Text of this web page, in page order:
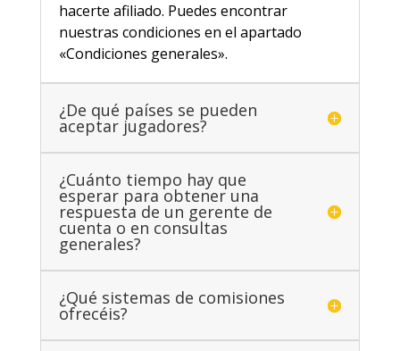
hacerte afiliado. Puedes encontrar
nuestras condiciones en el apartado
«Condiciones generales».
¿De qué países se pueden
aceptar jugadores?
¿Cuánto tiempo hay que
esperar para obtener una
respuesta de un gerente de
cuenta o en consultas
generales?
¿Qué sistemas de comisiones
ofrecéis?